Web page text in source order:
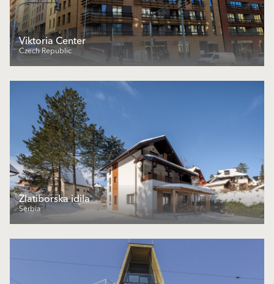
Viktoria Center
Czech Republic
Zlatiborska idila
Serbia